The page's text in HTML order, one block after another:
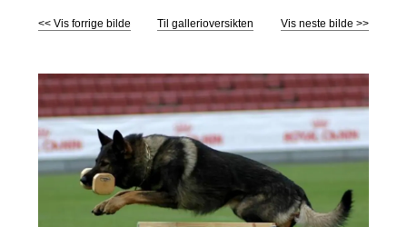
<< Vis forrige bilde Til gallerioversikten Vis neste bilde >>